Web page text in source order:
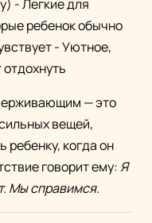
- Легкие для
ребенок обычно
- Уютное,
— это
вещей,
когда он
говорит ему: Я
Мы справимся.